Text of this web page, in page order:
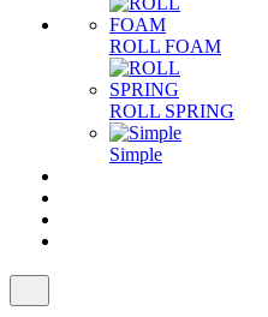
ROLL FOAM
ROLL SPRING
Simple